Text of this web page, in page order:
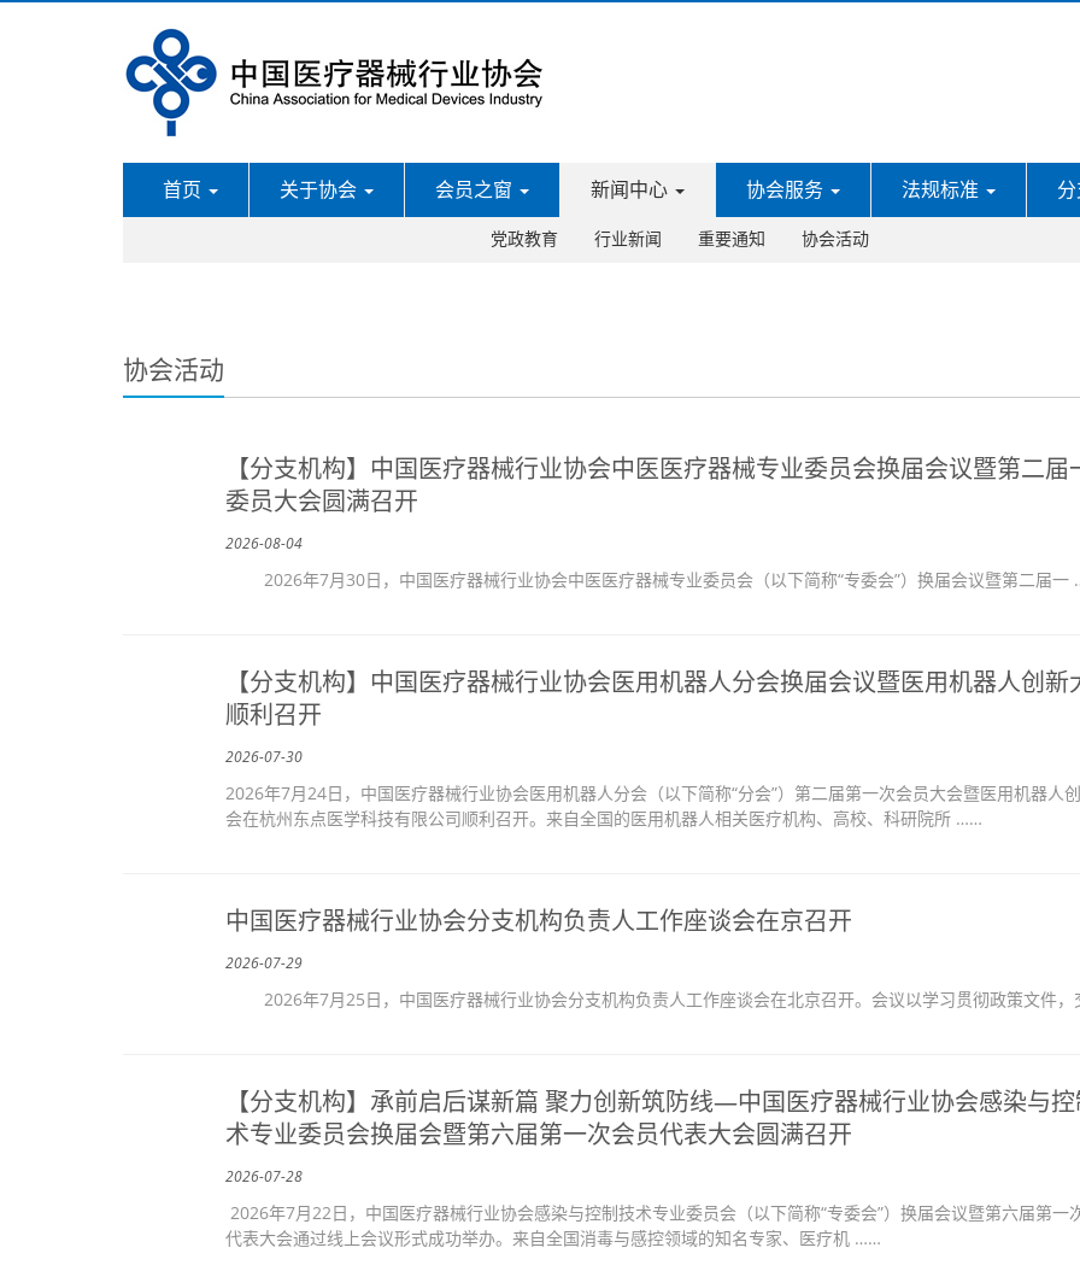
首页 关于协会 会员之窗 新闻中心
党政教育 行业新闻 重要通知 协会活动
协会服务 法规标准
协会活动
【分支机构】中国医疗器械行业协会中医医疗器械专业委员会换届会议暨第二届
委员大会圆满召开
2026-08-04
2026年7月30日，中国医疗器械行业协会中医医疗器械专业委员会（以下简称“专委会”）换届会议暨第二届一
【分支机构】中国医疗器械行业协会医用机器人分会换届会议暨医用机器人创新
顺利召开
2026-07-30
2026年7月24日，中国医疗器械行业协会医用机器人分会（以下简称“分会”）第二届第一次会员大会暨医用机器人
会在杭州东点医学科技有限公司顺利召开。来自全国的医用机器人相关医疗机构、高校、科研院所 ……
中国医疗器械行业协会分支机构负责人工作座谈会在京召开
2026-07-29
2026年7月25日，中国医疗器械行业协会分支机构负责人工作座谈会在北京召开。会议以学习贯彻政策文件
【分支机构】承前启后谋新篇 聚力创新筑防线—中国医疗器械行业协会感染与
术专业委员会换届会暨第六届第一次会员代表大会圆满召开
2026-07-28
2026年7月22日，中国医疗器械行业协会感染与控制技术专业委员会（以下简称“专委会”）换届会议暨第六届第一
代表大会通过线上会议形式成功举办。来自全国消毒与感控领域的知名专家、医疗机 ……